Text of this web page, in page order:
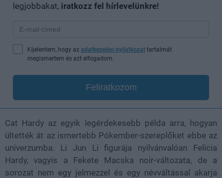
legjobbakat, iratkozz fel hírlevelünkre!
Kijelentem, hogy az adatkezelési nyilatkozat tartalmát
megismertem és azt elfogadom.
Feliratkozom
Cat Hardy az egyik legérdekesebb példa arra, hogyan
ültették át az ismertebb Pókember-szereplőket ebbe az
univerzumba. Li Jun Li figurája nyilvánvalóan Felicia
Hardy, vagyis a Fekete Macska noir-változata, de a
sorozat nem egy jelmezzel és egy névváltással akarja